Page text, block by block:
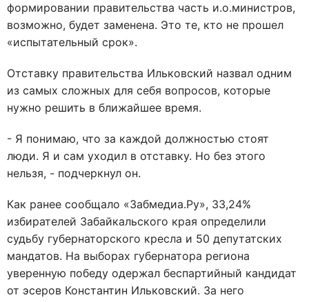
формировании правительства часть и.о.министров,
возможно, будет заменена. Это те, кто не прошел
«испытательный срок».
Отставку правительства Ильковский назвал одним
из самых сложных для себя вопросов, которые
нужно решить в ближайшее время.
- Я понимаю, что за каждой должностью стоят
люди. Я и сам уходил в отставку. Но без этого
нельзя, - подчеркнул он.
Как ранее сообщало «Забмедиа.Ру», 33,24%
избирателей Забайкальского края определили
судьбу губернаторского кресла и 50 депутатских
мандатов. На выборах губернатора региона
уверенную победу одержал беспартийный кандидат
от эсеров Константин Ильковский. За него